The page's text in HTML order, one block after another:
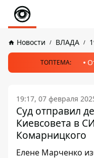
Новости ВЛАДА
ТОПТЕМА:
19:17, 07 февраля
Суд отправил
Киевсовета в
Комарницкого
Елене Марченко